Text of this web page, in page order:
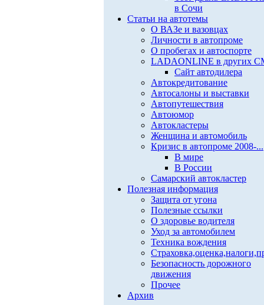
в Сочи
Статьи на автотемы
О ВАЗе и вазовцах
Личности в автопроме
О пробегах и автоспорте
LADAONLINE в других
Сайт автодилера
Автокредитование
Автосалоны и выставки
Автопутешествия
Автоюмор
Автокластеры
Женщина и автомобиль
Кризис в автопроме 2008-...
В мире
В России
Самарский автокластер
Полезная информация
Защита от угона
Полезные ссылки
О здоровье водителя
Уход за автомобилем
Техника вождения
Безопасность дорожного
движения
Прочее
Архив